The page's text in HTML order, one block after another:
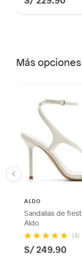
Más
ALDO
Sandalias de
Aldo
(4)
S/ 249.90